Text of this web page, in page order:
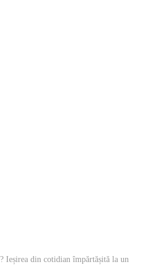
Ieșirea din cotidian împărtășită la un